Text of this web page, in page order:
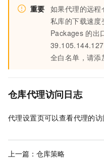
重要 如果代理的远程
私库的下载速度
Packages 的出
全白名单，请添
仓库代理访问日志
代理设置页可以查看代理的访
上一篇： 仓库策略